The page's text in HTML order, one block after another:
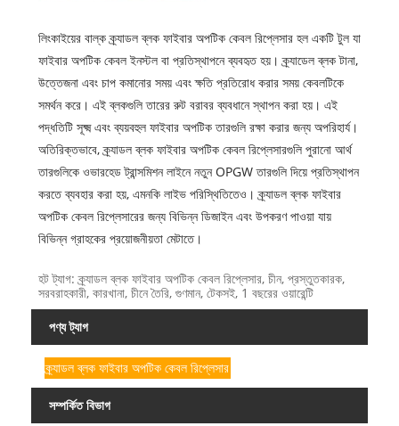
লিংকাইয়ের বাল্ক ক্র্যাডল ব্লক ফাইবার অপটিক কেবল রিপ্লেসার হল একটি টুল যা
ফাইবার অপটিক কেবল ইনস্টল বা প্রতিস্থাপনে ব্যবহৃত হয়। ক্র্যাডেল ব্লক টানা,
উত্তেজনা এবং চাপ কমানোর সময় এবং ক্ষতি প্রতিরোধ করার সময় কেবলটিকে
সমর্থন করে। এই ব্লকগুলি তারের রুট বরাবর ব্যবধানে স্থাপন করা হয়। এই
পদ্ধতিটি সূক্ষ্ম এবং ব্যয়বহুল ফাইবার অপটিক তারগুলি রক্ষা করার জন্য অপরিহার্য।
অতিরিক্তভাবে, ক্র্যাডল ব্লক ফাইবার অপটিক কেবল রিপ্লেসারগুলি পুরানো আর্থ
তারগুলিকে ওভারহেড ট্রান্সমিশন লাইনে নতুন OPGW তারগুলি দিয়ে প্রতিস্থাপন
করতে ব্যবহার করা হয়, এমনকি লাইভ পরিস্থিতিতেও। ক্র্যাডল ব্লক ফাইবার
অপটিক কেবল রিপ্লেসারের জন্য বিভিন্ন ডিজাইন এবং উপকরণ পাওয়া যায়
বিভিন্ন গ্রাহকের প্রয়োজনীয়তা মেটাতে।
হট ট্যাগ: ক্র্যাডল ব্লক ফাইবার অপটিক কেবল রিপ্লেসার, চীন, প্রস্তুতকারক,
সরবরাহকারী, কারখানা, চীনে তৈরি, গুণমান, টেকসই, 1 বছরের ওয়ারেন্টি
পণ্য ট্যাগ
ক্র্যাডল ব্লক ফাইবার অপটিক কেবল রিপ্লেসার
সম্পর্কিত বিভাগ